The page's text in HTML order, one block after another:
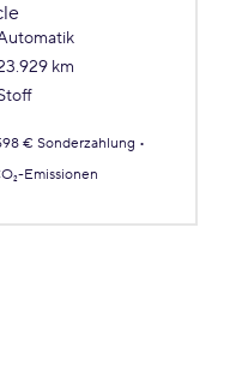
km
€ Sonderzahlung
Emissionen